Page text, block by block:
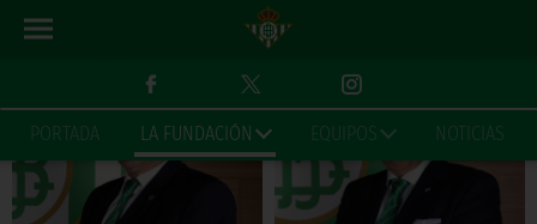
PORTADA LA FUNDACIÓN EQUIPOS NOTICIAS